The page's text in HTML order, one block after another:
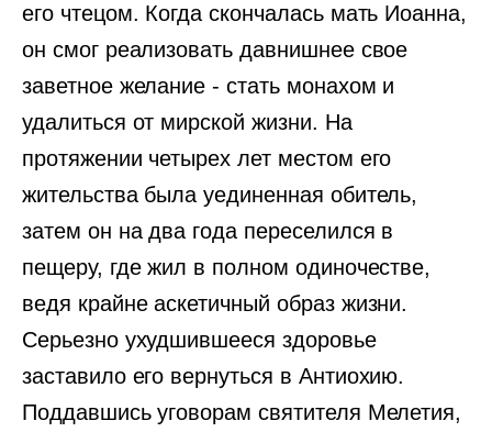
его чтецом. Когда скончалась мать Иоанна,
он смог реализовать давнишнее свое
заветное желание - стать монахом и
удалиться от мирской жизни. На
протяжении четырех лет местом его
жительства была уединенная обитель,
затем он на два года переселился в
пещеру, где жил в полном одиночестве,
ведя крайне аскетичный образ жизни.
Серьезно ухудшившееся здоровье
заставило его вернуться в Антиохию.
Поддавшись уговорам святителя Мелетия,